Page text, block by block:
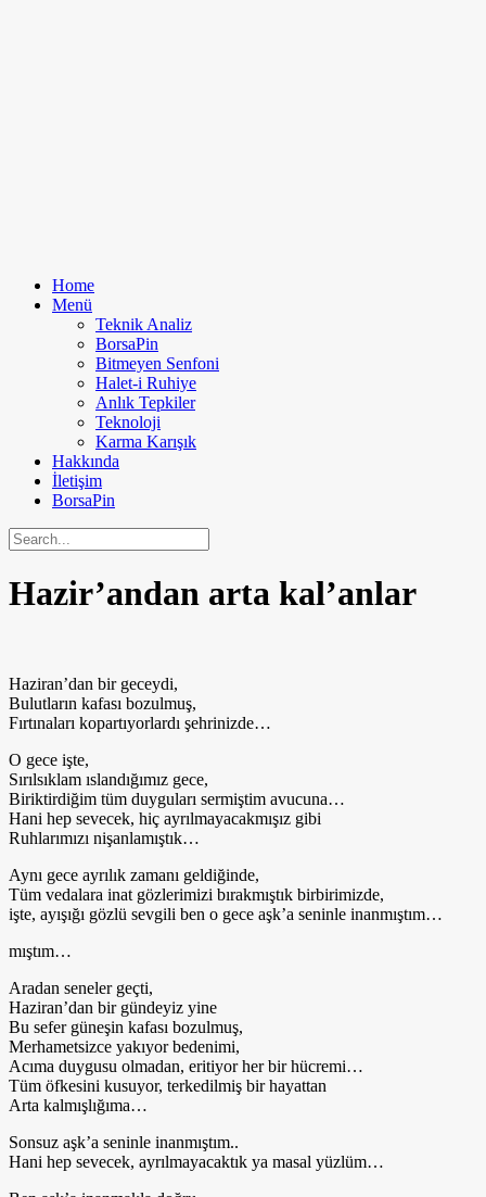
Home
Menü
Teknik Analiz
BorsaPin
Bitmeyen Senfoni
Halet-i Ruhiye
Anlık Tepkiler
Teknoloji
Karma Karışık
Hakkında
İletişim
BorsaPin
Hazir’andan arta kal’anlar
Haziran’dan bir geceydi,
Bulutların kafası bozulmuş,
Fırtınaları kopartıyorlardı şehrinizde…
O gece işte,
Sırılsıklam ıslandığımız gece,
Biriktirdiğim tüm duyguları sermiştim avucuna…
Hani hep sevecek, hiç ayrılmayacakmışız gibi
Ruhlarımızı nişanlamıştık…
Aynı gece ayrılık zamanı geldiğinde,
Tüm vedalara inat gözlerimizi bırakmıştık birbirimizde,
işte, ayışığı gözlü sevgili ben o gece aşk’a seninle inanmıştım…
mıştım…
Aradan seneler geçti,
Haziran’dan bir gündeyiz yine
Bu sefer güneşin kafası bozulmuş,
Merhametsizce yakıyor bedenimi,
Acıma duygusu olmadan, eritiyor her bir hücremi…
Tüm öfkesini kusuyor, terkedilmiş bir hayattan
Arta kalmışlığıma…
Sonsuz aşk’a seninle inanmıştım..
Hani hep sevecek, ayrılmayacaktık ya masal yüzlüm…